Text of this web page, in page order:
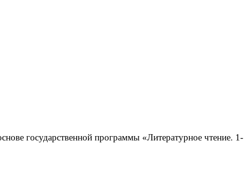
государственной программы «Литературное чтение. 1-